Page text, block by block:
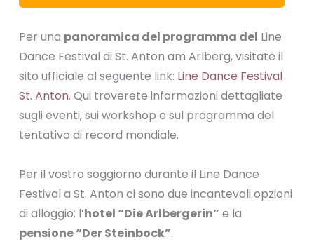
Per una panoramica del programma del Line
Dance Festival di St. Anton am Arlberg, visitate il
sito ufficiale al seguente link: Line Dance Festival
St. Anton. Qui troverete informazioni dettagliate
sugli eventi, sui workshop e sul programma del
tentativo di record mondiale.
Per il vostro soggiorno durante il Line Dance
Festival a St. Anton ci sono due incantevoli opzioni
di alloggio: l’hotel “Die Arlbergerin” e la
pensione “Der Steinbock”.